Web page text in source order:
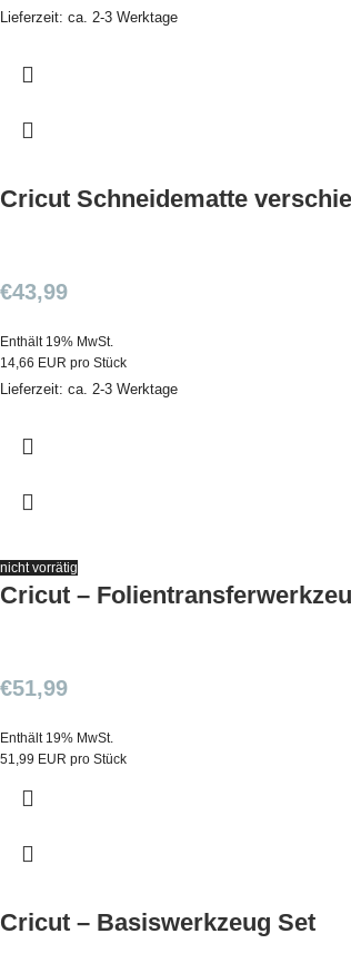
Lieferzeit: ca. 2-3 Werktage
Cricut Schneidematte
€43,99
Enthält 19% MwSt.
14,66 EUR pro Stück
Lieferzeit: ca. 2-3 Werktage
nicht vorrätig
Cricut –
€51,99
Enthält 19% MwSt.
51,99 EUR pro Stück
Cricut – Basiswerkzeug Set